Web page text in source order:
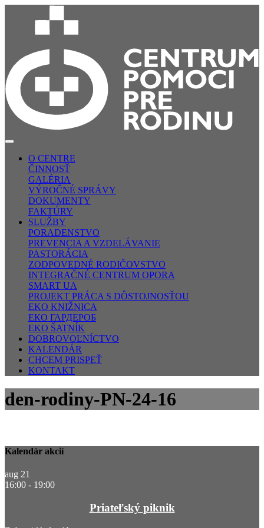
O CENTRE
ČINNOSŤ
GALÉRIA
VÝROČNÉ SPRÁVY
DOKUMENTY
FAKTÚRY
SLUŽBY
PORADENSTVO
PREVENCIA A VZDELÁVANIE
PASTORÁCIA
ZODPOVEDNÉ RODIČOVSTVO
INTEGRAČNÉ CENTRUM OPORA
SMART UA
PROJEKT PRÁCA S DÔSTOJNOSŤOU
EKO KNIŽNICA
ЕКО ГАРДЕРОБ
EKO ŠATNÍK
DOBROVOĽNÍCTVO
KALENDÁR
CHCEM PRISPEŤ
KONTAKT
den-rodiny-PN-24-16
Kalendár akcií
aug 21
16:00 - 19:00
Priateľský piknik